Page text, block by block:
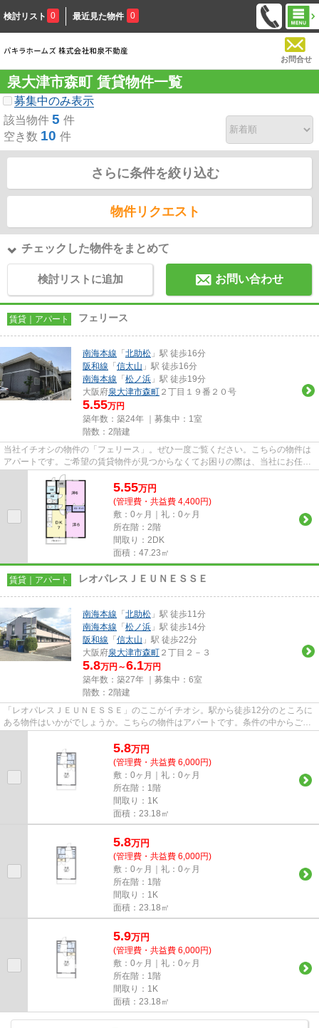
検討リスト 0 最近見た物件 0
お問合せ
泉大津市森町 賃貸物件一覧
募集中のみ表示
該当物件 5 件
空き数 10 件
さらに条件を絞り込む
物件リクエスト
チェックした物件をまとめて
検討リストに追加 お問い合わせ
賃貸｜アパート フェリース
南海本線 「 北助松 」駅 徒歩16分
阪和線 「 信太山 」駅 徒歩16分
南海本線 「 松ノ浜 」駅 徒歩19分
大阪府泉大津市森町 ２丁目１９番２０号
5.55万円
築年数：築24年 ｜募集中： 1室
階数：2階建
当社イチオシの物件の「フェリース」。ぜひ一度ご覧ください。こちらの物件は
アパートです。ご希望の賃貸物件が見つからなくてお困りの際は、当社にお任せ
下さい。当社は多種多様な賃...
5.55万円
(管理費・共益費 4,400円)
敷：0ヶ月｜礼：0ヶ月
所在階：2階
間取り：2DK
面積：47.23㎡
賃貸｜アパート レオパレスＪＥＵＮＥＳＳＥ
南海本線 「 北助松 」駅 徒歩11分
南海本線 「 松ノ浜 」駅 徒歩14分
阪和線 「 信太山 」駅 徒歩22分
大阪府泉大津市森町 ２丁目２－３
5.8万円～6.1万円
築年数：築27年 ｜募集中： 6室
階数：2階建
「レオパレスＪＥＵＮＥＳＳＥ」のここがイチオシ。駅から徒歩12分のところに
ある物件はいかがでしょうか。こちらの物件はアパートです。条件の中からご希
5.8万円
(管理費・共益費 6,000円)
敷：0ヶ月｜礼：0ヶ月
所在階：1階
間取り：1K
面積：23.18㎡
5.8万円
(管理費・共益費 6,000円)
敷：0ヶ月｜礼：0ヶ月
所在階：1階
間取り：1K
面積：23.18㎡
5.9万円
(管理費・共益費 6,000円)
敷：0ヶ月｜礼：0ヶ月
所在階：1階
間取り：1K
面積：23.18㎡